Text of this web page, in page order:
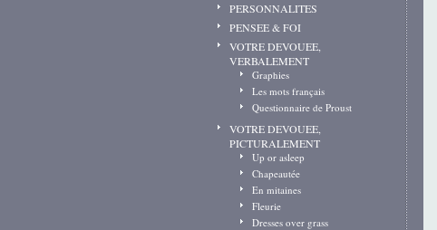
PERSONNALITES
PENSEE & FOI
VOTRE DEVOUEE,
VERBALEMENT
Graphies
Les mots français
Questionnaire de Proust
VOTRE DEVOUEE,
PICTURALEMENT
Up or asleep
Chapeautée
En mitaines
Fleurie
Dresses over grass